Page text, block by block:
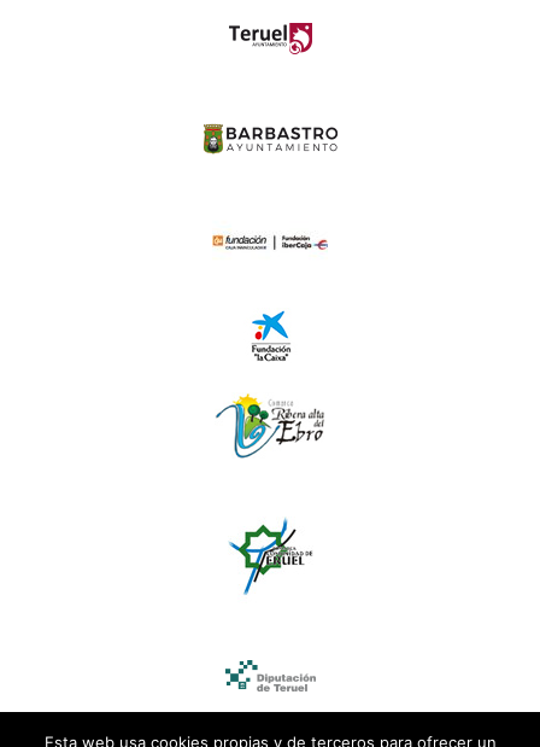
Esta web usa cookies propias y de terceros para ofrecer un